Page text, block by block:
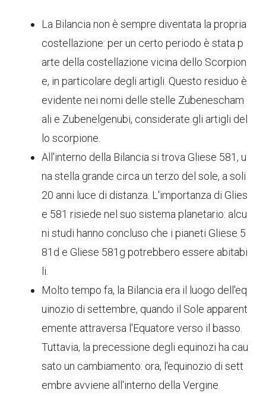
La Bilancia non è sempre diventata la propria
costellazione: per un certo periodo è stata p
arte della costellazione vicina dello Scorpion
e, in particolare degli artigli. Questo residuo è
evidente nei nomi delle stelle Zubenescham
ali e Zubenelgenubi, considerate gli artigli del
lo scorpione.
All'interno della Bilancia si trova Gliese 581, u
na stella grande circa un terzo del sole, a soli
20 anni luce di distanza. L'importanza di Glies
e 581 risiede nel suo sistema planetario: alcu
ni studi hanno concluso che i pianeti Gliese 5
81d e Gliese 581g potrebbero essere abitabi
li.
Molto tempo fa, la Bilancia era il luogo dell'eq
uinozio di settembre, quando il Sole apparent
emente attraversa l'Equatore verso il basso.
Tuttavia, la precessione degli equinozi ha cau
sato un cambiamento: ora, l'equinozio di sett
embre avviene all'interno della Vergine.